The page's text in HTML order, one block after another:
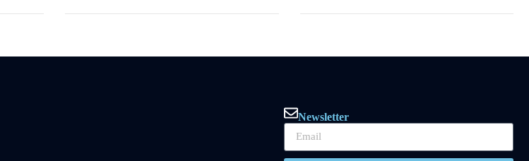
Newsletter